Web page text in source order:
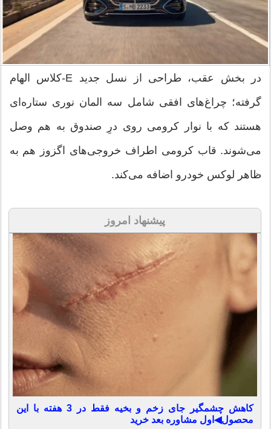
در بخش عقب، طراحی از نسل جدید E-کلاس الهام
گرفته؛ چراغ‌های افقی شامل سه المان نوری ستاره‌ای
هستند که با نوار کرومی روی درِ صندوق به هم وصل
می‌شوند. قاب کرومی اطراف خروجی‌های اگزوز هم به
ظاهر لوکس خودرو اضافه می‌کند.
پیشنهاد امروز
کاهش چشمگیر جای زخم و بخیه فقط در 3 هفته با این
محصول◀اول مشاوره بعد خرید